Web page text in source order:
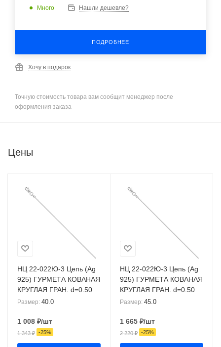
Много Нашли дешевле?
ПОДРОБНЕЕ
Хочу в подарок
Точную стоимость товара вам сообщит менеджер после
оформления заказа
Цены
НЦ 22-022Ю-3 Цепь (Ag
925) ГУРМЕТА КОВАНАЯ
КРУГЛАЯ ГРАН. d=0.50
Размер: 40.0
1 008 ₽/шт
1 343₽ -25%
НЦ 22-022Ю-3 Цепь (Ag
925) ГУРМЕТА КОВАНАЯ
КРУГЛАЯ ГРАН. d=0.50
Размер: 45.0
1 665 ₽/шт
2 220₽ -25%